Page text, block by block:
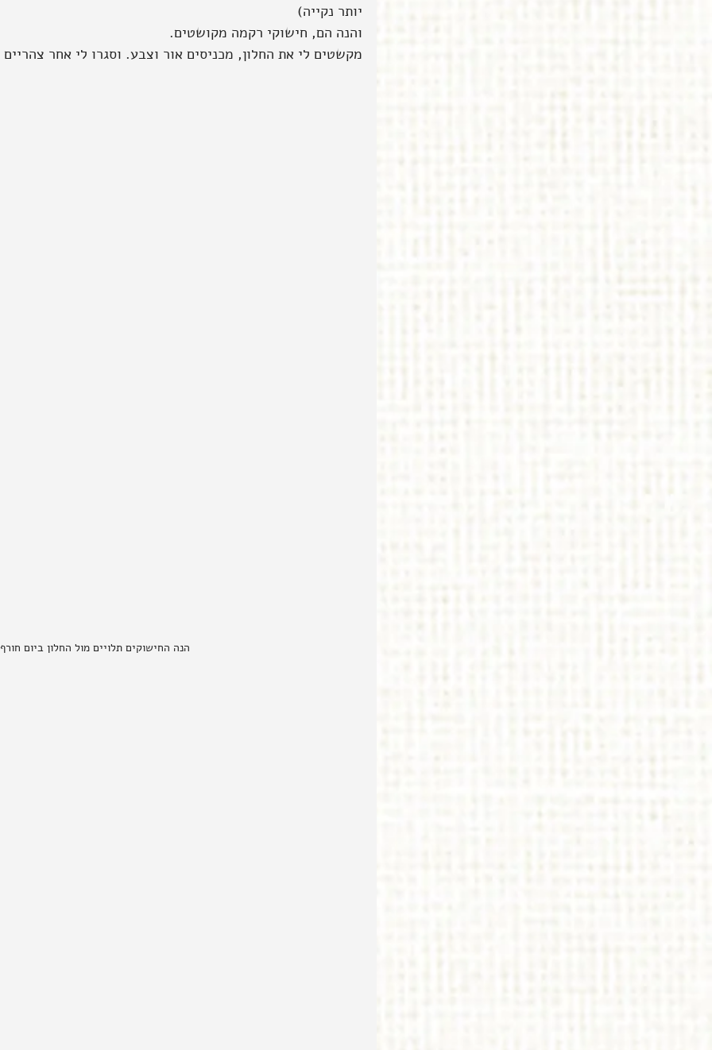
יותר נקייה)
והנה הם, חישוקי רקמה מקושטים.
מקשטים לי את החלון, מכניסים אור וצבע. וסגרו לי אחר
הנה החישוקים תלויים מול החלון ביום